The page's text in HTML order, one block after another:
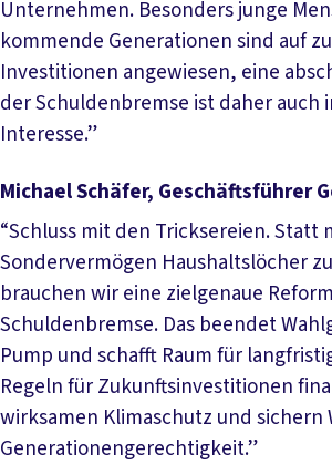
Unternehmen. Besonders junge
kommende Generationen sind auf
Investitionen angewiesen, eine
der Schuldenbremse ist daher auch
Interesse.”
Michael Schäfer, Geschäftsführer
“Schluss mit den Tricksereien. Statt
Sondervermögen Haushaltslöcher
brauchen wir eine zielgenaue
Schuldenbremse. Das beendet
Pump und schafft Raum für
Regeln für Zukunftsinvestitionen
wirksamen Klimaschutz und sichern
Generationengerechtigkeit.”